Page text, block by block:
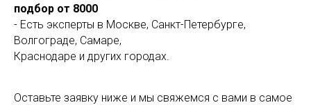
подбор от 8000
- Есть эксперты в Москве, Санкт-Петербурге,
Волгограде, Самаре,
Краснодаре и других городах.
Оставьте заявку ниже и мы свяжемся с вами в самое